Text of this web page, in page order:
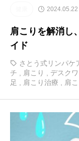
2024.05.22
肩こりを解消し
イド
さとう式リンパケ
チ , 肩こり , デスク
足 , 肩こり治療 , 肩